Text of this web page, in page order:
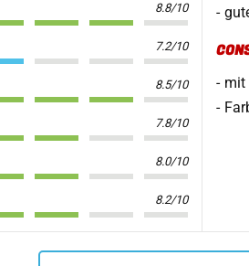
8.8/10
7.2/10
8.5/10
7.8/10
8.0/10
8.2/10
mit